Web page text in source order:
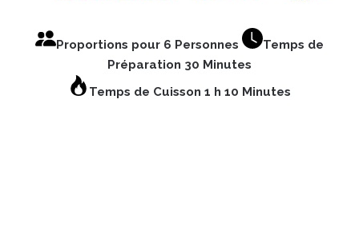
Proportions pour 6 Personnes
Temps de
Préparation 30 Minutes
Temps de Cuisson 1 h 10 Minutes